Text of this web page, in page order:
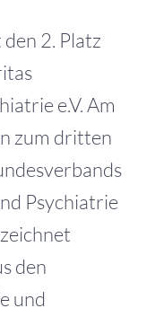
2. Platz
e.V. Am
zum dritten
Psychiatrie
den
und